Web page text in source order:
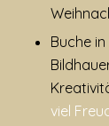
Buche
viel